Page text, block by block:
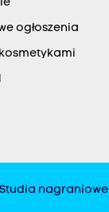
ogłoszenia
Studia nagraniowe